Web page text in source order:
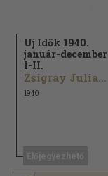
Uj Idők 1940.
január-december
I-II.
Zsigray Julianna...
1940